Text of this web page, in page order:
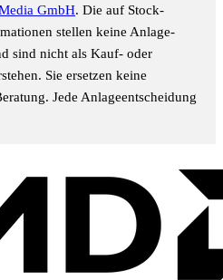
GmbH. Die auf Stock-
stellen keine Anlage-
sind nicht als Kauf- oder
Sie ersetzen keine
Jede Anlageentscheidung